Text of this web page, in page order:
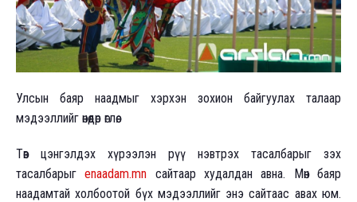
Улсын баяр наадмыг хэрхэн зохион байгуулах талаар
мэдээллийг өнөөдөр өглөө.
Төв цэнгэлдэх хүрээлэн рүү нэвтрэх тасалбарыг зэх
тасалбарыгenaadam.mn сайтаар худалдан авна. Мөн баяр
наадамтай холбоотой бүх мэдээллийг энэ сайтаас авах юм.